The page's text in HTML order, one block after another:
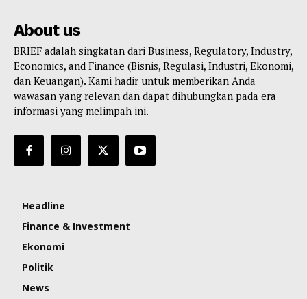
About us
BRIEF adalah singkatan dari Business, Regulatory, Industry,
Economics, and Finance (Bisnis, Regulasi, Industri, Ekonomi,
dan Keuangan). Kami hadir untuk memberikan Anda
wawasan yang relevan dan dapat dihubungkan pada era
informasi yang melimpah ini.
Headline
Finance & Investment
Ekonomi
Politik
News